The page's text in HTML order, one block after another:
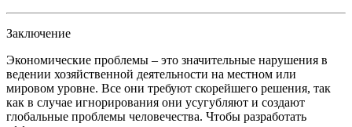
Заключение
Экономические проблемы – это значительные нарушения в
ведении хозяйственной деятельности на местном или
мировом уровне. Все они требуют скорейшего решения, так
как в случае игнорирования они усугубляют и создают
глобальные проблемы человечества. Чтобы разработать